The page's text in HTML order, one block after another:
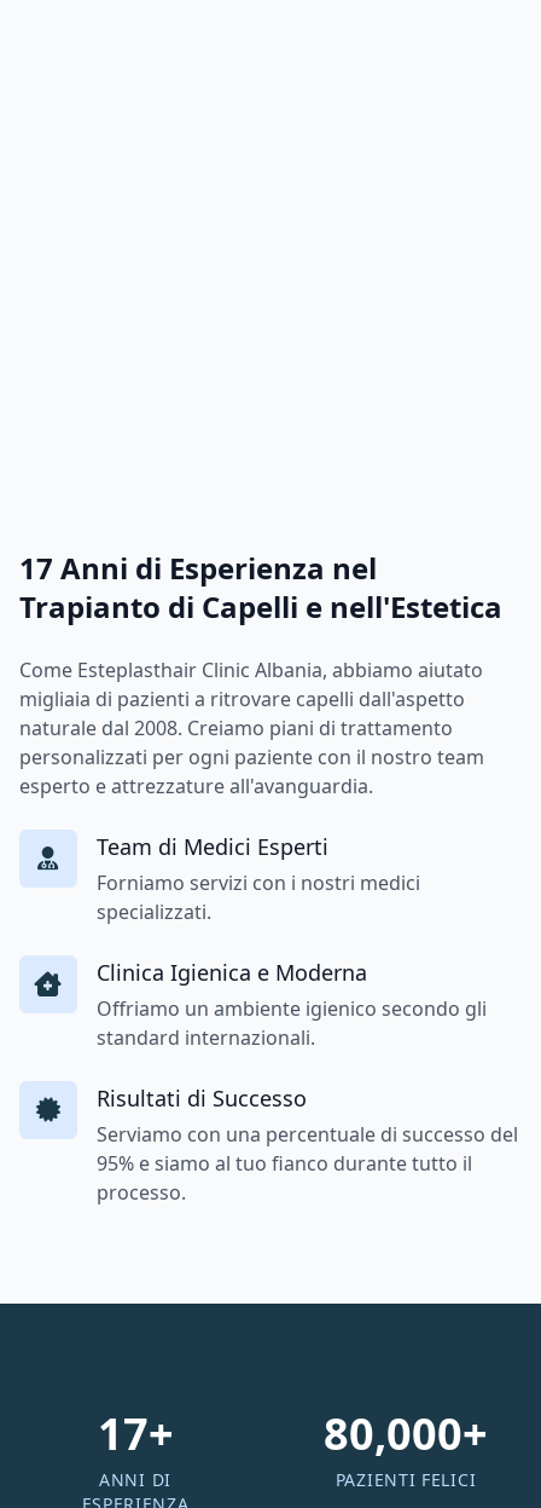
17 Anni di Esperienza nel
Trapianto di Capelli e nell'Estetica
Come Esteplasthair Clinic Albania, abbiamo aiutato
migliaia di pazienti a ritrovare capelli dall'aspetto
naturale dal 2008. Creiamo piani di trattamento
personalizzati per ogni paziente con il nostro team
esperto e attrezzature all'avanguardia.
Team di Medici Esperti
Forniamo servizi con i nostri medici
specializzati.
Clinica Igienica e Moderna
Offriamo un ambiente igienico secondo gli
standard internazionali.
Risultati di Successo
Serviamo con una percentuale di successo del
95% e siamo al tuo fianco durante tutto il
processo.
17+
ANNI DI
80,000+
PAZIENTI FELICI